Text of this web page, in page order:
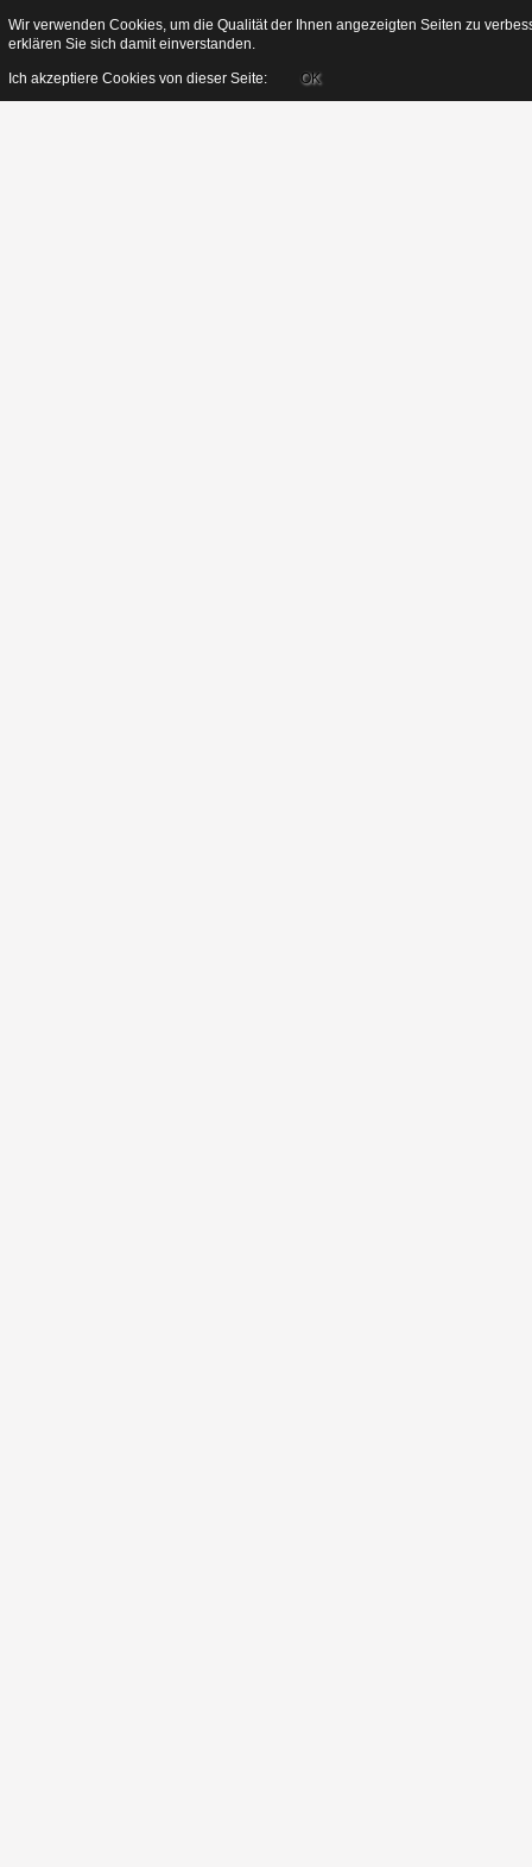
Wir verwenden Cookies, um die Qualität der Ihnen angezeigten Seiten zu
erklären Sie sich damit einverstanden.
Ich akzeptiere Cookies von dieser Seite: OK